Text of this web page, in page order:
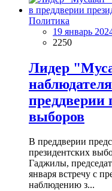
Политика
19 январь
2250
Лидер
преддверии
выборов
В преддверии
президентских
Гаджилы,
января встречу с
наблюдению з...